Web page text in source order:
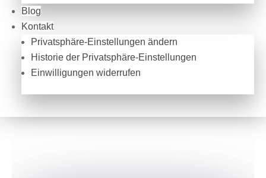
Blog
Kontakt
Privatsphäre-Einstellungen ändern
Historie der Privatsphäre-Einstellungen
Einwilligungen widerrufen